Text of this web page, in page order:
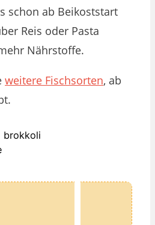
schon ab Beikoststart
Reis oder Pasta
Nährstoffe.
weitere Fischsorten, ab